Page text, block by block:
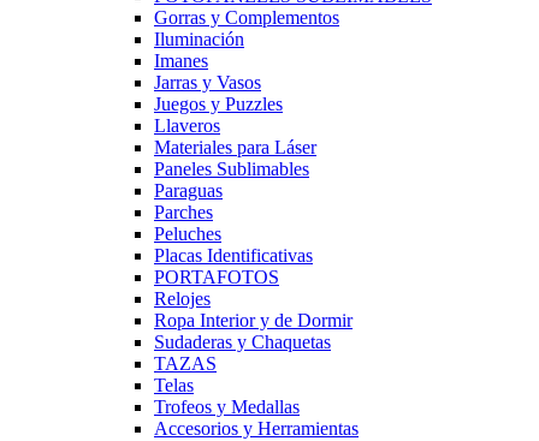
Gorras y Complementos
Iluminación
Imanes
Jarras y Vasos
Juegos y Puzzles
Llaveros
Materiales para Láser
Paneles Sublimables
Paraguas
Parches
Peluches
Placas Identificativas
PORTAFOTOS
Relojes
Ropa Interior y de Dormir
Sudaderas y Chaquetas
TAZAS
Telas
Trofeos y Medallas
Accesorios y Herramientas